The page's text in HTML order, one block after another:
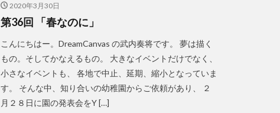
2020年3月30日
第36回 「春なのに」
こんにちはー。DreamCanvas の武内奏将です。 夢は描く
もの。そしてかなえるもの。 大きなイベントだけでなく、
小さなイベントも、 各地で中止、延期、縮小となっていま
す。 そんな中、知り合いの幼稚園からご依頼があり、 ２
月２８日に園の発表会をY […]